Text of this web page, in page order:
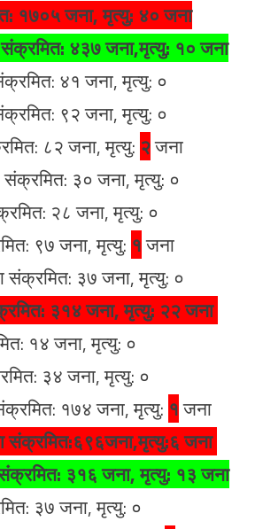
१७०५ जना, मृत्यु: ४० जना
संक्रमित: ४३७ जना,मृत्यु: १० जना
४१ जना, मृत्यु: ०
९२ जना, मृत्यु: ०
८२ जना, मृत्यु: २जना
संक्रमित: ३० जना, मृत्यु: ०
२८ जना, मृत्यु: ०
९७ जना, मृत्यु: १जना
३७ जना, मृत्यु: ०
३१४ जना, मृत्यु: २२जना
१४ जना, मृत्यु: ०
३४ जना, मृत्यु: ०
१७४ जना, मृत्यु: १जना
जना
३१६ जना, मृत्यु: १३ जना
३७ जना, मृत्यु: ०